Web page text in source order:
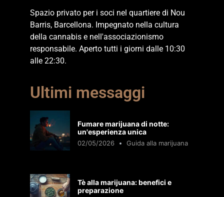
Spazio privato per i soci nel quartiere di Nou
Barris, Barcellona. Impegnato nella cultura
della cannabis e nell'associazionismo
responsabile. Aperto tutti i giorni dalle 10:30
alle 22:30.
Ultimi messaggi
Fumare marijuana di notte:
un'esperienza unica
02/05/2026 Guida alla marijuana
Tè alla marijuana: benefici e
preparazione